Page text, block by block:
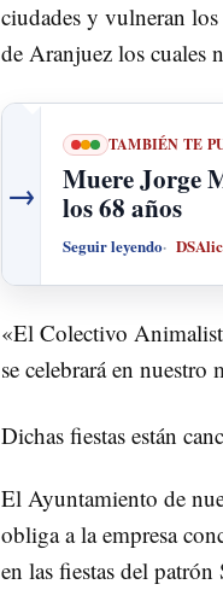
ciudades y vulneran
de Aranjuez los cuales
→
TAMBIÉN TE
Muere Jorge
los 68 años
Seguir leyendo
«El Colectivo
se celebrará en
Dichas fiestas están
El Ayuntamiento de
obliga a la empresa
en las fiestas del